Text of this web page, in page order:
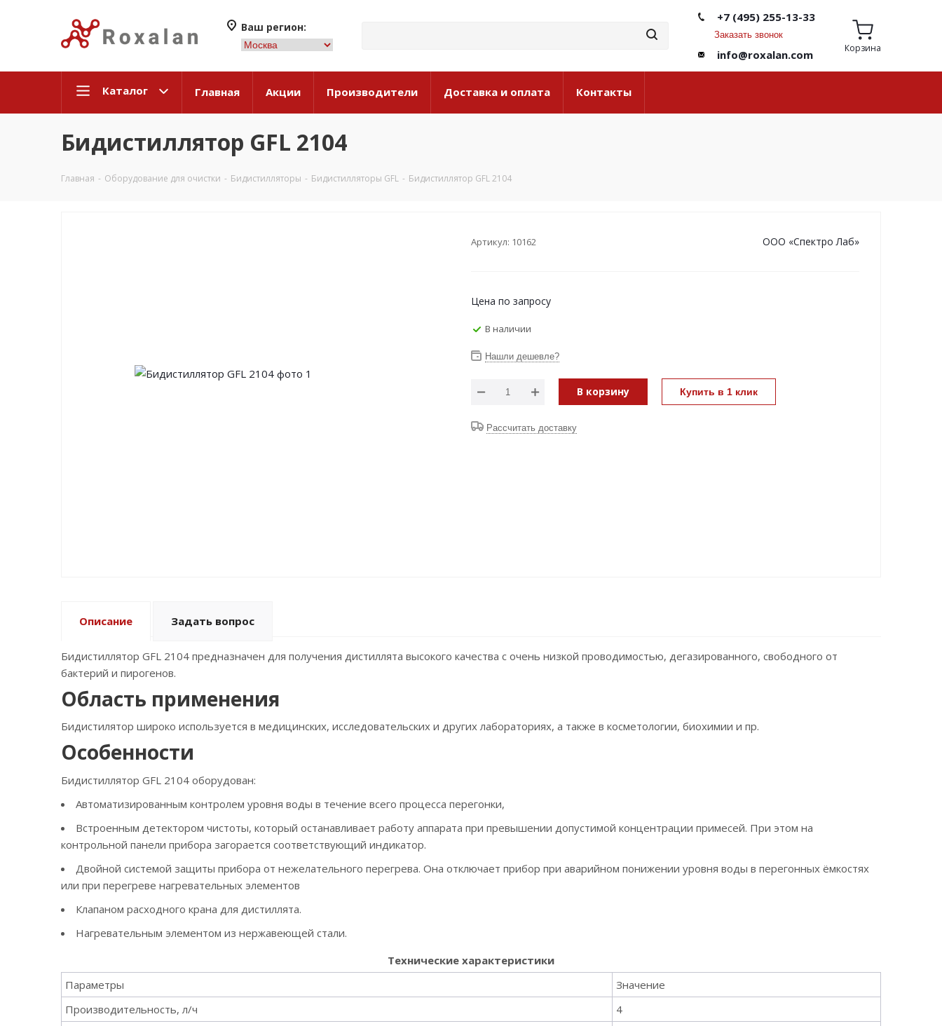
Ваш регион:
+7 (495) 255-13-33
Заказать звонок
info@roxalan.com Корзина
Каталог Главная Акции Производители Доставка и оплата Контакты
Бидистиллятор GFL 2104
Главная - Оборудование для очистки - Бидистилляторы - Бидистилляторы GFL - Бидистиллятор GFL 2104
Артикул: 10162 ООО «Спектро Лаб»
Цена по запросу
В наличии
Нашли дешевле?
В корзину Купить в 1 клик
Рассчитать доставку
Описание Задать вопрос
Бидистиллятор GFL 2104 предназначен для получения дистиллята высокого качества с очень низкой проводимостью, дегазированного, свободного от
бактерий и пирогенов.
Область применения
Бидистилятор широко используется в медицинских, исследовательских и других лабораториях, а также в косметологии, биохимии и пр.
Особенности
Бидистиллятор GFL 2104 оборудован:
Автоматизированным контролем уровня воды в течение всего процесса перегонки,
Встроенным детектором чистоты, который останавливает работу аппарата при превышении допустимой концентрации примесей. При этом на
контрольной панели прибора загорается соответствующий индикатор.
Двойной системой защиты прибора от нежелательного перегрева. Она отключает прибор при аварийном понижении уровня воды в перегонных ёмкостях
или при перегреве нагревательных элементов
Клапаном расходного крана для дистиллята.
Нагревательным элементом из нержавеющей стали.
Технические характеристики
Параметры
Значение
Производительность, л/ч
4